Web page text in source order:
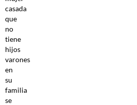
casada
que
no
tiene
hijos
varones
en
su
familia
se